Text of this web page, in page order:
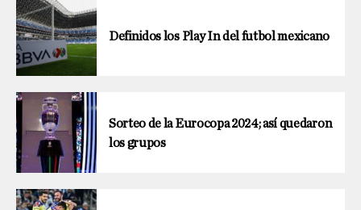
Definidos los Play In del futbol mexicano
Sorteo de la Eurocopa 2024; así quedaron
los grupos